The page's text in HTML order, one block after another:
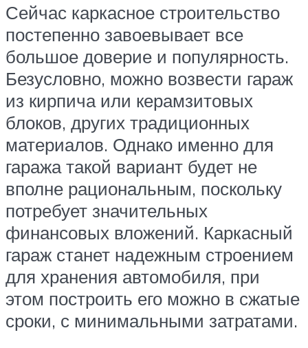
Сейчас каркасное строительство
постепенно завоевывает все
большое доверие и популярность.
Безусловно, можно возвести гараж
из кирпича или керамзитовых
блоков, других традиционных
материалов. Однако именно для
гаража такой вариант будет не
вполне рациональным, поскольку
потребует значительных
финансовых вложений. Каркасный
гараж станет надежным строением
для хранения автомобиля, при
этом построить его можно в сжатые
сроки, с минимальными затратами.